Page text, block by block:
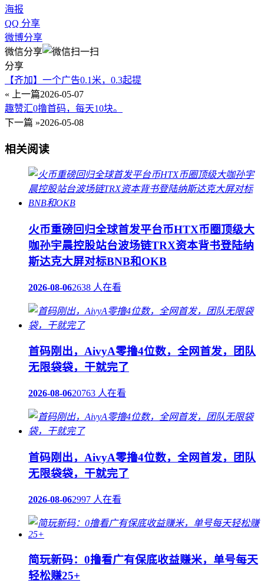
海报
QQ 分享
微博分享
微信分享
分享
【齐加】一个广告0.1米，0.3起提
« 上一篇2026-05-07
趣赞汇0撸首码，每天10块。
下一篇 »2026-05-08
相关阅读
火币重磅回归全球首发平台币HTX币圈顶级大
咖孙宇晨控股站台波场链TRX资本背书登陆纳
斯达克大屏对标BNB和OKB
2026-08-062638 人在看
首码刚出，AivyA零撸4位数，全网首发，团队
无限袋袋，干就完了
2026-08-0620763 人在看
首码刚出，AivyA零撸4位数，全网首发，团队
无限袋袋，干就完了
2026-08-062997 人在看
简玩新码：0撸看广有保底收益赚米，单号每天
轻松赚25+